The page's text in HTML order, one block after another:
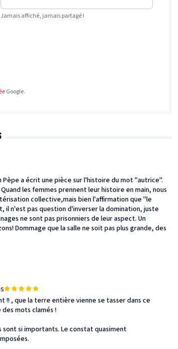
Jamais affiché, jamais partagé !
Google.
a écrit une pièce sur l'histoire du mot "autrice".
les femmes prennent leur histoire en main, nous
collective,mais bien l'affirmation que "le
il n'est pas question d'inverser la domination, juste
ne sont pas prisonniers de leur aspect. Un
Dommage que la salle ne soit pas plus grande, des
!! , que la terre entière vienne se tasser dans ce
mots clamés !
si importants. Le constat quasiment